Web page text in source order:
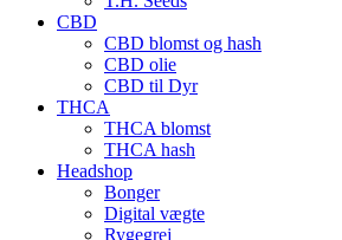
CBD
CBD blomst og hash
CBD olie
CBD til Dyr
THCA
THCA blomst
THCA hash
Headshop
Bonger
Digital vægte
Rygegrej